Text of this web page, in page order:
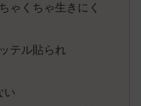
ゃくちゃ生きにく
テル貼られ
い